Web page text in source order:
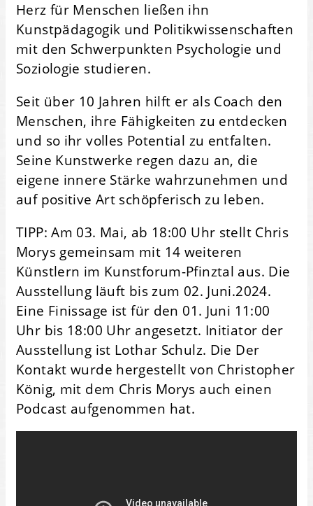
Herz für Menschen ließen ihn
Kunstpädagogik und Politikwissenschaften
mit den Schwerpunkten Psychologie und
Soziologie studieren.
Seit über 10 Jahren hilft er als Coach den
Menschen, ihre Fähigkeiten zu entdecken
und so ihr volles Potential zu entfalten.
Seine Kunstwerke regen dazu an, die
eigene innere Stärke wahrzunehmen und
auf positive Art schöpferisch zu leben.
TIPP: Am 03. Mai, ab 18:00 Uhr stellt Chris
Morys gemeinsam mit 14 weiteren
Künstlern im Kunstforum-Pfinztal aus. Die
Ausstellung läuft bis zum 02. Juni.2024.
Eine Finissage ist für den 01. Juni 11:00
Uhr bis 18:00 Uhr angesetzt. Initiator der
Ausstellung ist Lothar Schulz. Die Der
Kontakt wurde hergestellt von Christopher
König, mit dem Chris Morys auch einen
Podcast aufgenommen hat.